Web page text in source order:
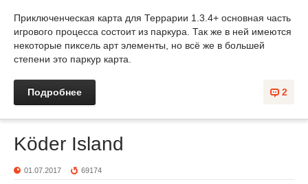
Приключенческая карта для Террарии 1.3.4+ основная часть
игрового процесса состоит из паркура. Так же в ней имеются
некоторые пиксель арт элементы, но всё же в большей
степени это паркур карта.
2
Подробнее
Köder Island
01.07.2017 69174